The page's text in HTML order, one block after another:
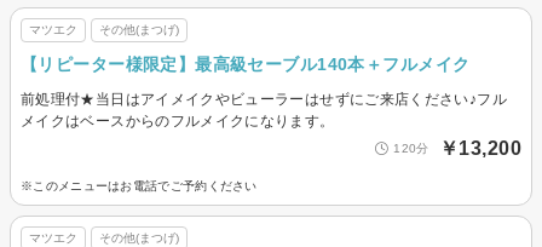
マツエク その他(まつげ)
【リピーター様限定】最高級セーブル140本＋フルメイク
前処理付★当日はアイメイクやビューラーはせずにご来店ください♪フル
メイクはベースからのフルメイクになります。
120分 ￥13,200
※このメニューはお電話でご予約ください
マツエク その他(まつげ)